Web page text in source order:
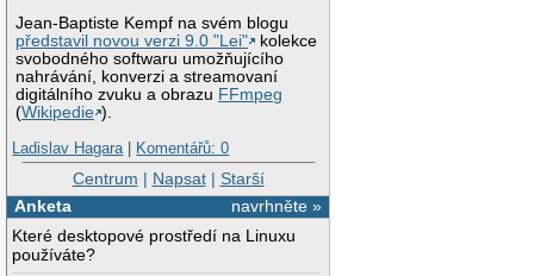
Jean-Baptiste Kempf na svém blogu
představil novou verzi 9.0 "Lei"
kolekce
svobodného softwaru umožňujícího
nahrávání, konverzi a streamovaní
digitálního zvuku a obrazu FFmpeg
(Wikipedie ).
Ladislav Hagara | Komentářů: 0
Centrum | Napsat| Starší
navrhněte »
Anketa
Které desktopové prostředí na Linuxu
používáte?